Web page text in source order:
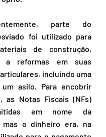
parte do
foi utilizado para
de construção,
a reformas em suas
incluindo uma
asilo. Para encobrir
as Notas Fiscais (NFs)
em nome da
mas o dinheiro era, na